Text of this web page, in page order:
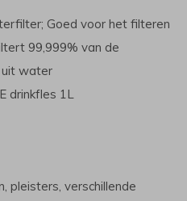
Goed voor het filteren
99,999% van de
water
drinkfles 1L
pleisters, verschillende